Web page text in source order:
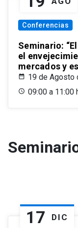
Conferencias
Seminario:
el
mercados y
19 de Agosto
09:00 a 11:00
17 DIC